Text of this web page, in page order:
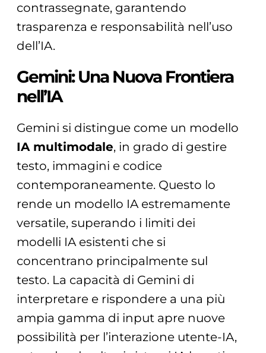
contrassegnate, garantendo
trasparenza e responsabilità nell’uso
dell’IA.
Gemini: Una Nuova Frontiera
nell’IA
Gemini si distingue come un modello
IA multimodale, in grado di gestire
testo, immagini e codice
contemporaneamente. Questo lo
rende un modello IA estremamente
versatile, superando i limiti dei
modelli IA esistenti che si
concentrano principalmente sul
testo. La capacità di Gemini di
interpretare e rispondere a una più
ampia gamma di input apre nuove
possibilità per l’interazione utente-IA,